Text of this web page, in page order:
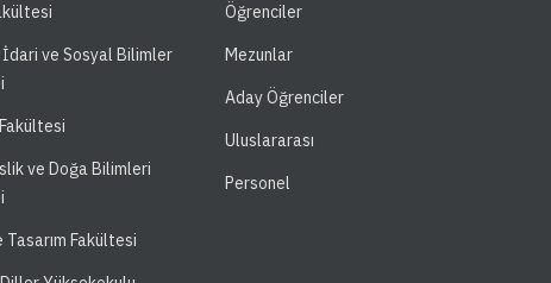
ve Sosyal Bilimler
ve Doğa Bilimleri
Tasarım Fakültesi
Öğrenciler
Mezunlar
Aday Öğrenciler
Uluslararası
Personel